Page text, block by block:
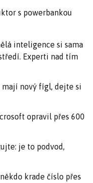
s powerbankou
inteligence si sama
Experti nad tím
mají nový fígl, dejte si
opravil přes 600
je to podvod,
krade číslo přes